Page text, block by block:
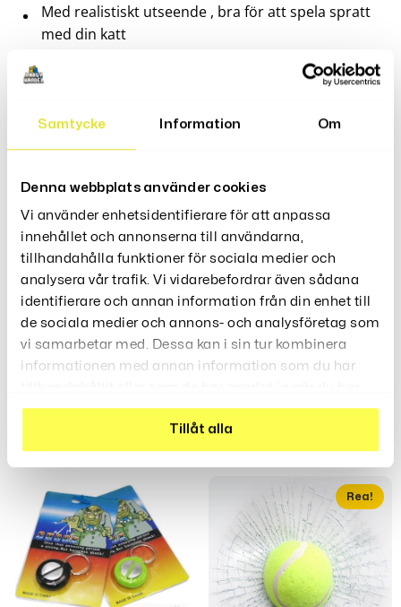
Samtycke Information Om
Denna webbplats använder cookies
Vi använder enhetsidentifierare för att anpassa
innehållet och annonserna till användarna,
tillhandahålla funktioner för sociala medier och
analysera vår trafik. Vi vidarebefordrar även sådana
identifierare och annan information från din enhet till
de sociala medier och annons- och analysföretag som
vi samarbetar med. Dessa kan i sin tur kombinera
informationen med annan information som du har
använt deras tjänster.
Tillåt alla
Med realistiskt utseende , bra för att spela spratt
med din katt
Musen drivs med 3 x 1,5 V AAA-batterier (batteri
Kontroll drivs av 2 x 1,5 V AA-batterier (batteri
medföljer ej)
cm.
Färg: Grå
Recensioner (0)
Relaterade Produkter
Rea!